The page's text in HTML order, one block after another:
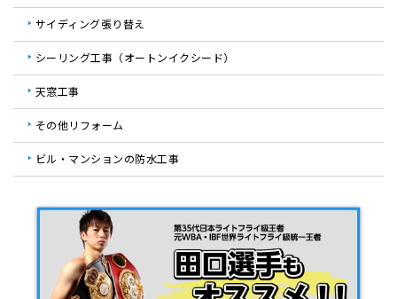
サイディング張り替え
シーリング工事（オートンイクシード）
天窓工事
その他リフォーム
ビル・マンションの防水工事